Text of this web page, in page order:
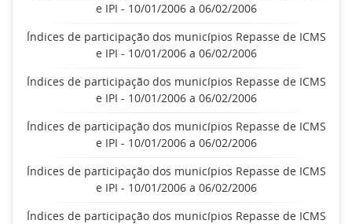
e IPI - 10/01/2006 a 06/02/2006
Índices de participação dos municípios Repasse de ICMS
e IPI - 10/01/2006 a 06/02/2006
Índices de participação dos municípios Repasse de ICMS
e IPI - 10/01/2006 a 06/02/2006
Índices de participação dos municípios Repasse de ICMS
e IPI - 10/01/2006 a 06/02/2006
Índices de participação dos municípios Repasse de ICMS
e IPI - 10/01/2006 a 06/02/2006
Índices de participação dos municípios Repasse de ICMS